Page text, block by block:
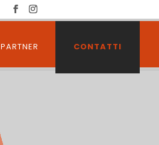
PARTNER CONTATTI